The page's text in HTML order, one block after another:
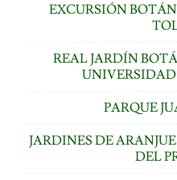
EXCURSIÓN
REAL JARDÍN
PARQUE
JARDINES DE
DEL